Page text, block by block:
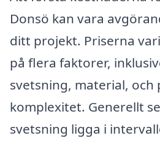
Donsö kan vara
ditt projekt. Priserna
på flera faktorer,
svetsning, material, och
komplexitet. Generellt
svetsning ligga i